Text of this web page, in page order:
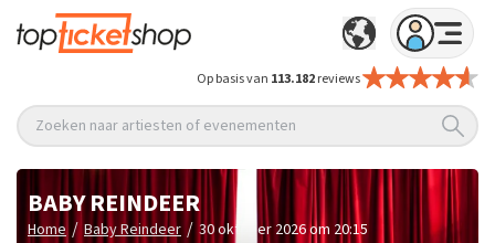
Op basis van 113.182reviews
Zoeken naar artiesten of evenementen
BABY REINDEER
Home / Baby Reindeer / 30 oktober 2026 om 20:15